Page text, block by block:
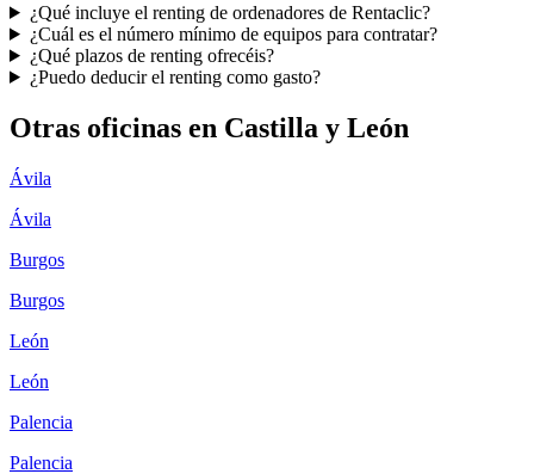
¿Qué incluye el renting de ordenadores de Rentaclic?
¿Cuál es el número mínimo de equipos para contratar?
¿Qué plazos de renting ofrecéis?
¿Puedo deducir el renting como gasto?
Otras oficinas en Castilla y León
Ávila
Ávila
Burgos
Burgos
León
León
Palencia
Palencia